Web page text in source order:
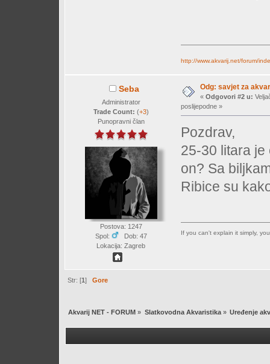
http://www.akvarij.net/forum/
Seba
Administrator
Trade Count: (+3)
Punopravni član
Postova: 1247
Spol:
Dob: 47
Lokacija: Zagreb
Odg: savjet za
« Odgovori #2 u:
poslijepodne »
Pozdrav,
25-30 litara
on? Sa
Ribice su
If you can't explain it simply,
Str: [1]Gore
Akvarij NET - FORUM » Slatkovodna Akvaristika» Uređenje